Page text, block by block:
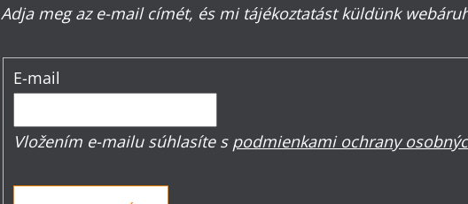
Adja meg az e-mail címét, és mi tájékoztatást küldünk
E-mail
Vložením e-mailu súhlasíte s podmienkami ochrany